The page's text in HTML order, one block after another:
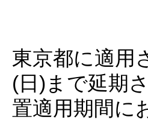
東京都に適用
(日)まで延期
置適用期間に